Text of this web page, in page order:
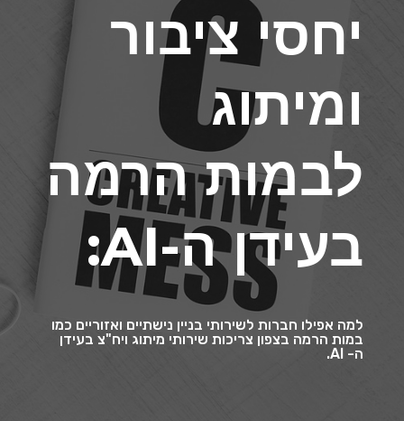
יחסי ציבור
ומיתוג
לבמות הרמה
בעידן ה-AI:
למה אפילו חברות לשירותי בניין נישתיים ואזוריים כמו
במות הרמה בצפון צריכות שירותי מיתוג ויח"צ בעידן
ה- AI.